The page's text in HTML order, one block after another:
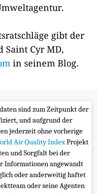
gibt der
Saint Cyr MD,
in seinem Blog.
sind zum Zeitpunkt der
und aufgrund der
jederzeit ohne vorherige
Air Quality IndexProjekt
und Sorgfalt bei der
Informationen angewandt
oder anderweitig haftet
oder seine Agenten